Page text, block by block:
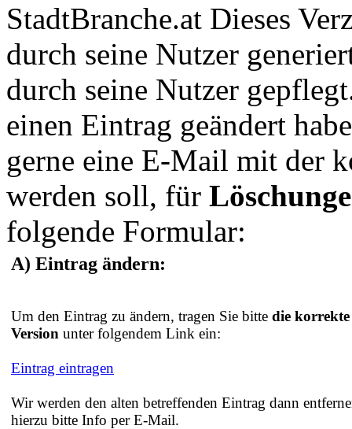
StadtBranche.at Dieses
durch seine Nutzer
durch seine Nutzer
einen Eintrag geändert
gerne eine E-Mail mit der
werden soll, für
folgende Formular:
A) Eintrag ändern:
Um den Eintrag zu ändern, tragen Sie bitte die korrekte
Version unter folgendem Link ein:
Eintrag eintragen
Wir werden den alten betreffenden Eintrag dann
hierzu bitte Info per E-Mail.